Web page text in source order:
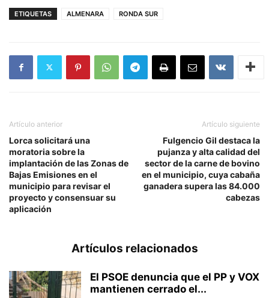
ETIQUETAS ALMENARA RONDA SUR
Artículo anterior
Lorca solicitará una
moratoria sobre la
implantación de las Zonas de
Bajas Emisiones en el
municipio para revisar el
proyecto y consensuar su
aplicación
Artículo siguiente
Fulgencio Gil destaca la
pujanza y alta calidad del
sector de la carne de bovino
en el municipio, cuya cabaña
ganadera supera las 84.000
cabezas
Artículos relacionados
El PSOE denuncia que el PP y VOX
mantienen cerrado el...